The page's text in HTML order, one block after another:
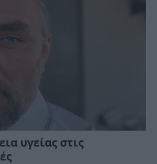
υγείας στις